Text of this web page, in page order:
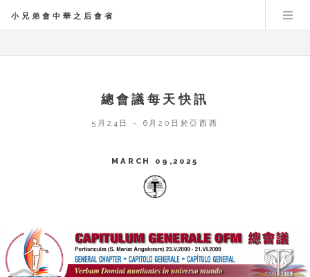
小兄弟會中華之后會省
總會議每天快訊
5月24日 ~ 6月20日於亞西西
MARCH 09,2025